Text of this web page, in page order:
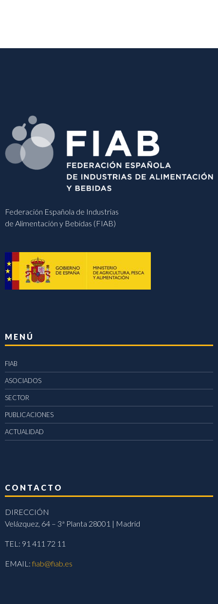
Federación Española de Industrias
de Alimentación y Bebidas (FIAB)
MENÚ
FIAB
ASOCIADOS
SECTOR
PUBLICACIONES
ACTUALIDAD
CONTACTO
DIRECCIÓN
Velázquez, 64 – 3ª Planta 28001 | Madrid
TEL: 91 411 72 11
EMAIL:fiab@fiab.es